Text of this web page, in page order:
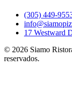
(305) 449-
17 Westward
© 2026 Siamo
reservados.